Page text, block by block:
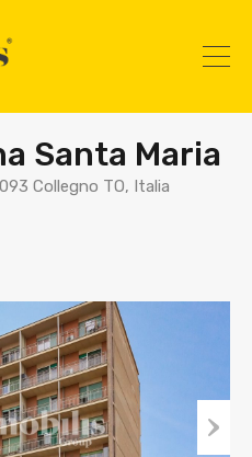
Santa Maria
Collegno TO, Italia